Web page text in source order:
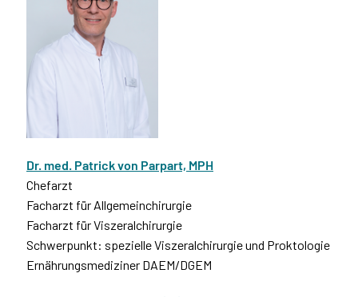
Dr. med. Patrick von Parpart, MPH
Chefarzt
Facharzt für Allgemeinchirurgie
Facharzt für Viszeralchirurgie
Schwerpunkt: spezielle Viszeralchirurgie und Proktologie
Ernährungsmediziner DAEM/DGEM